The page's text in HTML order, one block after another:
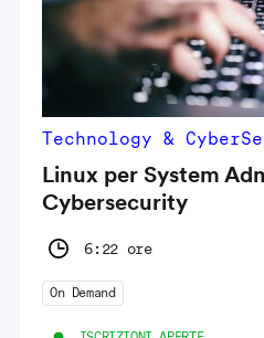
Technology &
Linux per System
Cybersecurity
6:22 ore
On Demand